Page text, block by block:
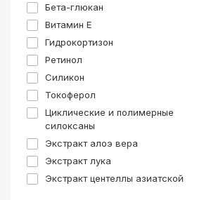
Акции
Комплексная терапия
Вся продукция
Інформація
Виробники
Бета-глюкан
Витамин E
Гидрокортизон
Ретинол
Силикон
Токоферол
Циклические и полимерные
силоксаны
Экстракт алоэ вера
Экстракт лука
Экстракт центеллы азиатской